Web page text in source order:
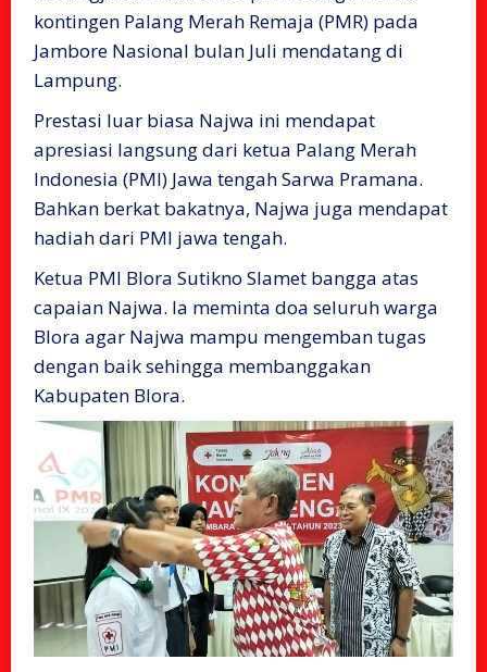
kontingen Palang Merah Remaja (PMR) pada
Jambore Nasional bulan Juli mendatang di
Lampung.
Prestasi luar biasa Najwa ini mendapat
apresiasi langsung dari ketua Palang Merah
Indonesia (PMI) Jawa tengah Sarwa Pramana.
Bahkan berkat bakatnya, Najwa juga mendapat
hadiah dari PMI jawa tengah.
Ketua PMI Blora Sutikno Slamet bangga atas
capaian Najwa. Ia meminta doa seluruh warga
Blora agar Najwa mampu mengemban tugas
dengan baik sehingga membanggakan
Kabupaten Blora.